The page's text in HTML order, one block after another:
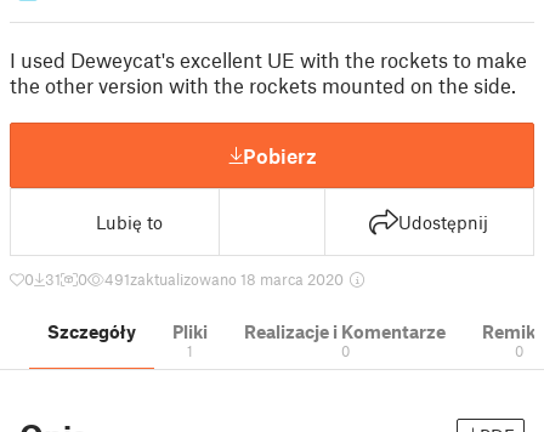
I used Deweycat's excellent UE with the rockets to make
the other version with the rockets mounted on the side.
Pobierz
Lubię to Udostępnij
0 31 0 491zaktualizowano 18 marca 2020
Szczegóły Pliki
1
Realizacje i Komentarze
0 0